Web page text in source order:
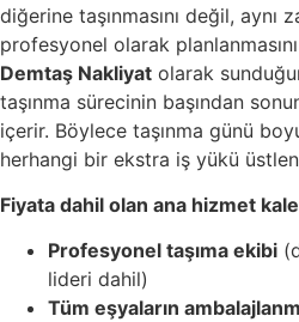
diğerine taşınmasını değil, aynı
profesyonel olarak
Demtaş Nakliyat olarak
taşınma sürecinin başından
içerir. Böylece taşınma günü
herhangi bir ekstra iş yükü
Fiyata dahil olan ana hizmet
Profesyonel taşıma ekibi
lideri dahil)
Tüm eşyaların